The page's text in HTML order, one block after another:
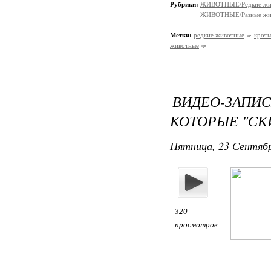
Рубрики: ЖИВОТНЫЕ/Редкие
ЖИВОТНЫЕ/Разные
Метки: редкие животные
кроты
животные
ВИДЕО-
КОТОРЫЕ
Пятница, 23
320
просмотров